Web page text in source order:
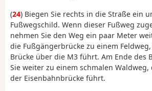
(24) Biegen Sie rechts in die Straße ein
Fußwegschild. Wenn dieser Fußweg
nehmen Sie den Weg ein paar Meter
die Fußgängerbrücke zu einem
Brücke über die M3 führt. Am Ende des
Sie weiter zu einem schmalen Waldweg,
der Eisenbahnbrücke führt.